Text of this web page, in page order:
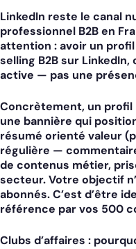
LinkedIn reste le canal
professionnel B2B en
attention : avoir un
selling B2B sur
active — pas une
Concrètement, un profil
une bannière qui
résumé orienté valeur
régulière —
de contenus métier,
secteur. Votre objectif
abonnés. C’est d’être
référence par vos 500
Clubs d’affaires :